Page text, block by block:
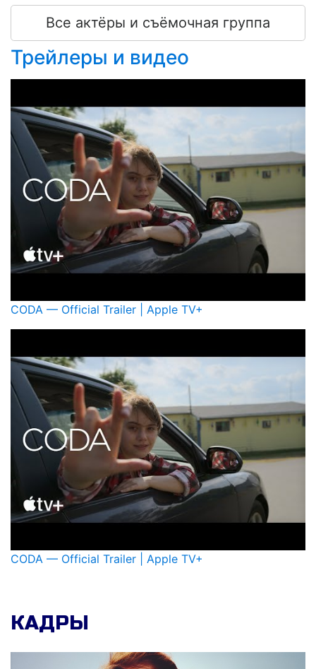
Все актёры и съёмочная группа
Трейлеры и видео
CODA — Official Trailer | Apple TV+
CODA — Official Trailer | Apple TV+
КАДРЫ